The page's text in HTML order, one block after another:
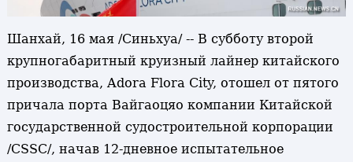
Шанхай, 16 мая /Синьхуа/ -- В субботу второй
крупногабаритный круизный лайнер китайского
производства, Adora Flora City, отошел от пятого
причала порта Вайгаоцяо компании Китайской
государственной судостроительной корпорации
/CSSC/, начав 12-дневное испытательное